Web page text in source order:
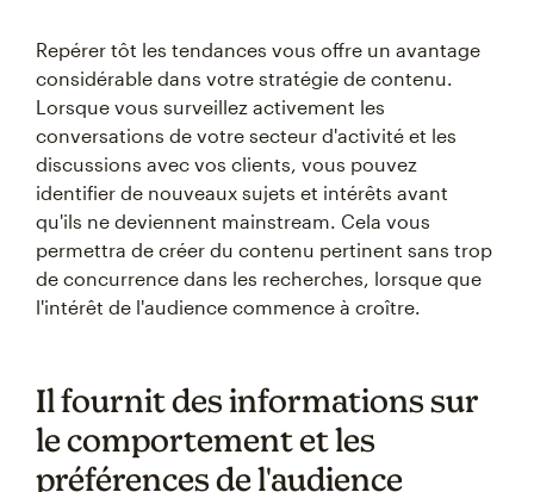
Repérer tôt les tendances vous offre un avantage
considérable dans votre stratégie de contenu.
Lorsque vous surveillez activement les
conversations de votre secteur d'activité et les
discussions avec vos clients, vous pouvez
identifier de nouveaux sujets et intérêts avant
qu'ils ne deviennent mainstream. Cela vous
permettra de créer du contenu pertinent sans trop
de concurrence dans les recherches, lorsque que
l'intérêt de l'audience commence à croître.
Il fournit des informations sur
le comportement et les
préférences de l'audience